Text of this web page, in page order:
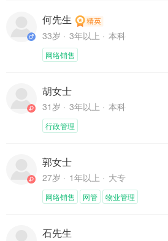
何先生
33岁 3年以上
本科
网络销售
胡女士
31岁 3年以上
本科
行政管理
郭女士
27岁 1年以上
大专
网络销售 网管 物业管理
石先生